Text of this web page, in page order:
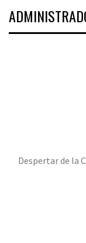
Despertar de la